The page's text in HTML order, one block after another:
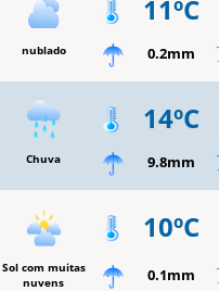
nublado
11ºC
0.2mm
Chuva
14ºC
9.8mm
Sol com muitas
nuvens
10ºC
0.1mm